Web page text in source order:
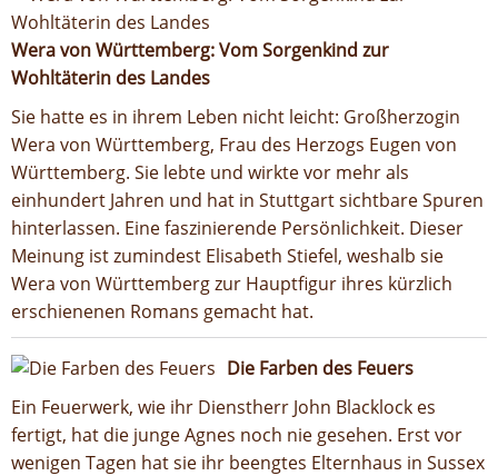
Wera von Württemberg: Vom Sorgenkind zur
Wohltäterin des Landes
Sie hatte es in ihrem Leben nicht leicht: Großherzogin
Wera von Württemberg, Frau des Herzogs Eugen von
Württemberg. Sie lebte und wirkte vor mehr als
einhundert Jahren und hat in Stuttgart sichtbare Spuren
hinterlassen. Eine faszinierende Persönlichkeit. Dieser
Meinung ist zumindest Elisabeth Stiefel, weshalb sie
Wera von Württemberg zur Hauptfigur ihres kürzlich
erschienenen Romans gemacht hat.
Die Farben des Feuers
Ein Feuerwerk, wie ihr Dienstherr John Blacklock es
fertigt, hat die junge Agnes noch nie gesehen. Erst vor
wenigen Tagen hat sie ihr beengtes Elternhaus in Sussex